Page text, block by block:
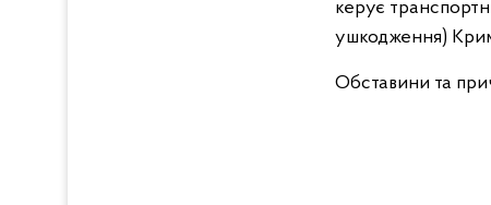
керує
ушкодження)
Обставини та